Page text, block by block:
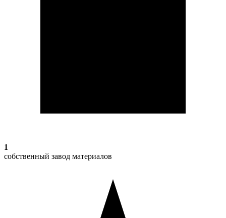
1
собственный завод материалов